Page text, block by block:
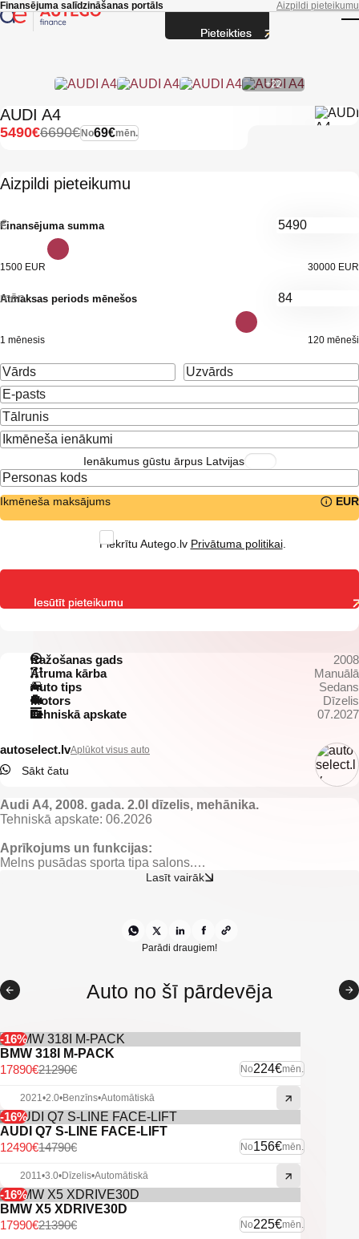
Skip to main content
Finansējuma salīdzināšanas portāls Aizpildi pieteikumu
+22
AUDI A4
No69€mēn.
6690€
5490€
Aizpildi pieteikumu
Finansējuma summa
€
1500 EUR 30000 EUR
Atmaksas periods mēnešos
mēn.
1 mēnesis 120 mēneši
Ienākumus gūstu ārpus Latvijas
Ikmēneša maksājums EUR
Piekrītu Autego.lv Privātuma politikai.
Ražošanas gads
2008
Ātruma kārba
Manuālā
Auto tips
Sedans
Motors
Dīzelis
Tehniskā apskate
07.2027
autoselect.lvAplūkot visus auto
Sākt čatu
Audi A4, 2008. gada. 2.0l dīzelis, mehānika.
Tehniskā apskate: 06.2026
Aprīkojums un funkcijas:
Melns pusādas sporta tipa salons.
El. regulējami un apsildāmi spoguļi.
Vieglmetāla diski.
Sakabes āķis.
Lasīt vairāk
Parādi draugiem!
Auto no šī pārdevēja
-16%
BMW 318I M-PACK
No224€mēn.
21290€
17890€
2021•2.0•Benzīns•Automātiskā
-16%
AUDI Q7 S-LINE FACE-LIFT
No156€mēn.
14790€
12490€
2011•3.0•Dīzelis•Automātiskā
-16%
BMW X5 XDRIVE30D
No225€mēn.
21390€
17990€